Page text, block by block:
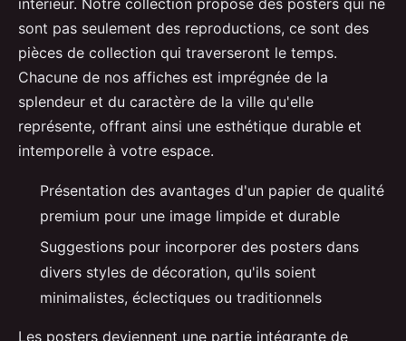
sont pas seulement des reproductions, ce sont des
pièces de collection qui traverseront le temps.
Chacune de nos affiches est imprégnée de la
splendeur et du caractère de la ville qu'elle
représente, offrant ainsi une esthétique durable et
intemporelle à votre espace.
Présentation des avantages d'un papier de qualité
premium pour une image limpide et durable
Suggestions pour incorporer des posters dans
divers styles de décoration, qu'ils soient
minimalistes, éclectiques ou traditionnels
Les posters deviennent une partie intégrante de